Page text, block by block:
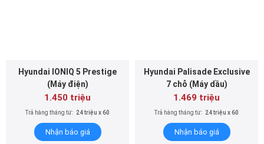
Hyundai IONIQ 5 Prestige
(Máy điện)
1.450 triệu
Trả hàng tháng từ: 24 triệu x 60
Nhận báo giá
Hyundai Palisade Exclusive
7 chỗ (Máy dầu)
1.469 triệu
Trả hàng tháng từ: 24 triệu x 60
Nhận báo giá